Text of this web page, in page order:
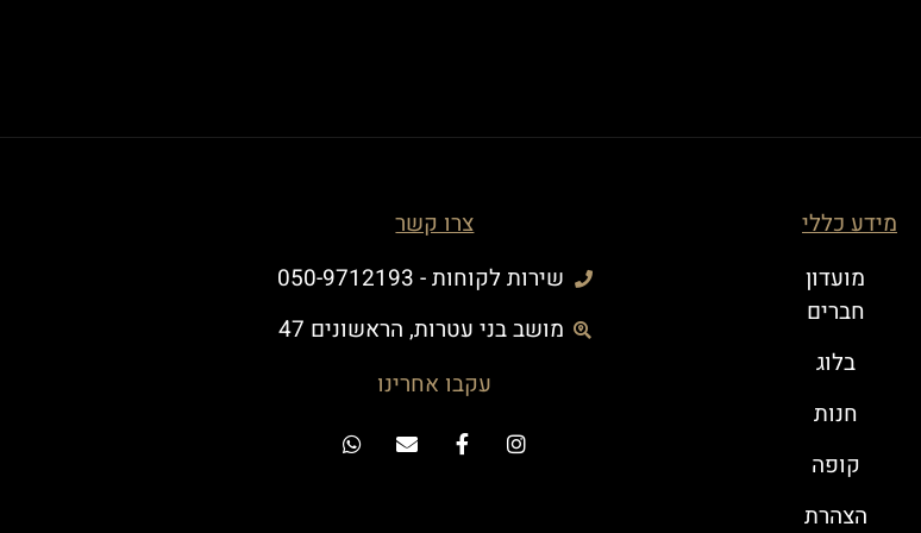
מידע כללי
מועדון
חברים
בלוג
חנות
קופה
הצהרת
צרו קשר
שירות לקוחות - 050-9712193
מושב בני עטרות, הראשונים 47
עקבו אחרינו